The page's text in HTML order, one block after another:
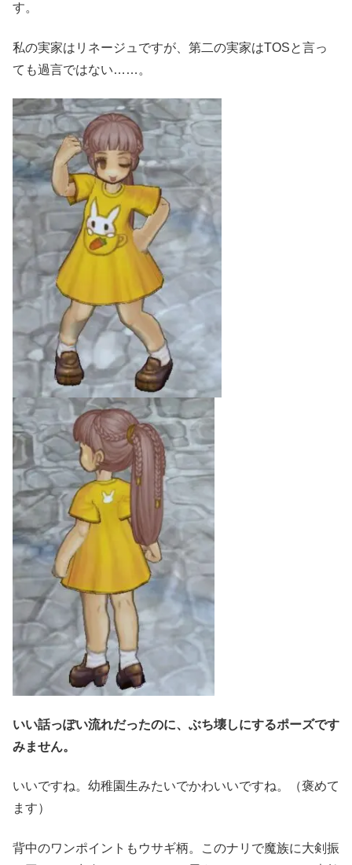
す。
私の実家はリネージュですが、第二の実家はTOSと言っ
ても過言ではない……。
いい話っぽい流れだったのに、ぶち壊しにするポーズです
みません。
いいですね。幼稚園生みたいでかわいいですね。（褒めて
ます）
背中のワンポイントもウサギ柄。このナリで魔族に大剣振